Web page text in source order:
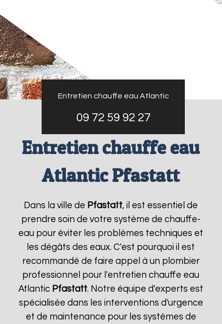
Entretien chauffe eau Atlantic
09 72 59 92 27
Entretien chauffe eau
Atlantic Pfastatt
Dans la ville de Pfastatt, il est essentiel de
prendre soin de votre système de chauffe-
eau pour éviter les problèmes techniques et
les dégâts des eaux. C'est pourquoi il est
recommandé de faire appel à un plombier
professionnel pour l'entretien chauffe eau
Atlantic Pfastatt. Notre équipe d'experts est
spécialisée dans les interventions d'urgence
et de maintenance pour les systèmes de